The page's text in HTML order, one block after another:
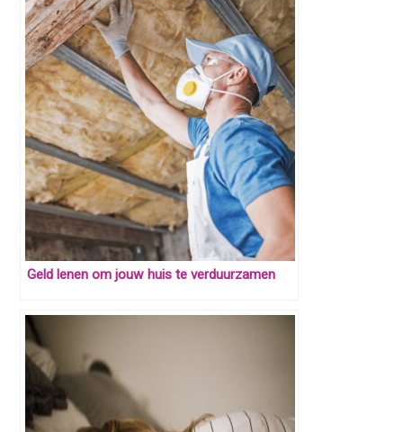
Geld lenen om jouw huis te verduurzamen